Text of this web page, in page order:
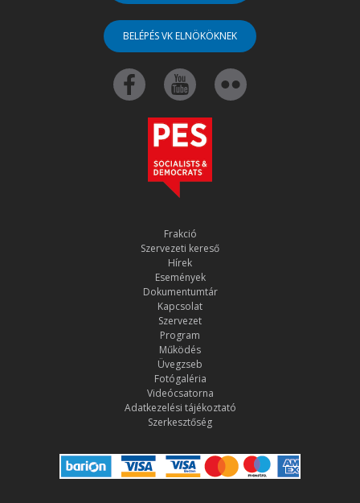
BELÉPÉS VK ELNÖKÖKNEK
Frakció
Szervezeti kereső
Hírek
Események
Dokumentumtár
Kapcsolat
Szervezet
Program
Működés
Üvegzseb
Fotógaléria
Videócsatorna
Adatkezelési tájékoztató
Szerkesztőség